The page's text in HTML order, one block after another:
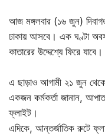
আজ মঙ্গলবার (১৬ জুন)
ঢাকায় আসবে। এক ঘণ্টা
কাতারের উদ্দেশ্যে ফিরে যাবে।
এ ছাড়াও আগামী ২১ জুন
একজন কর্মকর্তা জানান,
ফ্লাইট।
এদিকে, আন্তর্জাতিক রুটে